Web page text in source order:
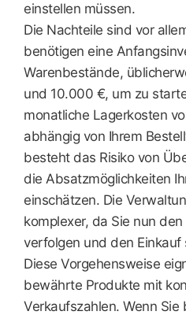
einstellen müssen.
Die Nachteile sind vor
benötigen eine
Warenbestände,
und 10.000 €, um zu
monatliche Lagerkosten
abhängig von Ihrem
besteht das Risiko von
die Absatzmöglichkeiten
einschätzen. Die
komplexer, da Sie nun
verfolgen und den Einkauf
Diese Vorgehensweise
bewährte Produkte mit
Verkaufszahlen. Wenn